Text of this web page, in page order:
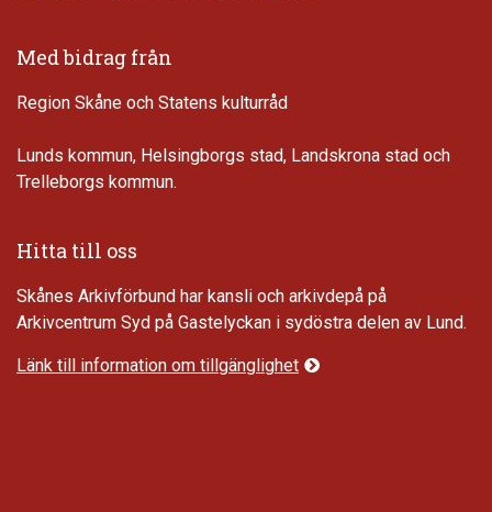
Med bidrag från
Region Skåne och Statens kulturråd
Lunds kommun, Helsingborgs stad, Landskrona stad och
Trelleborgs kommun.
Hitta till oss
Skånes Arkivförbund har kansli och arkivdepå på
Arkivcentrum Syd på Gastelyckan i sydöstra delen av Lund.
Länk till information om tillgänglighet